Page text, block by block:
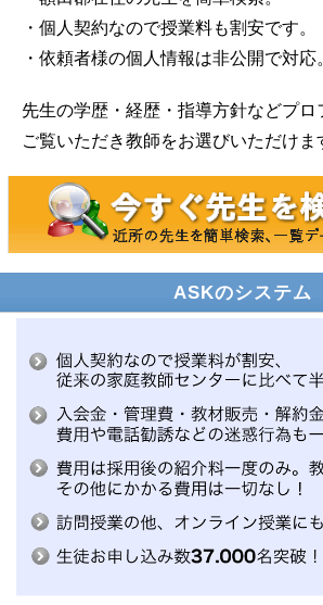
・個人契約なので授業料も割安です。
・依頼者様の個人情報は非公開で対応
先生の学歴・経歴・指導方針などプロ
ご覧いただき教師をお選びいただけま
ASKのシステム